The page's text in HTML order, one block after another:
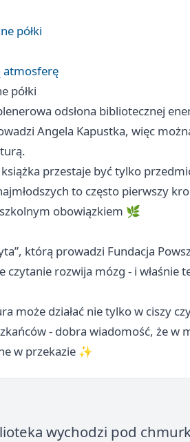
półki
atmosferę
półki
odsłona bibliotecznej
Angela Kapustka, więc
przestaje być tylko
to często pierwszy
obowiązkiem 🌿
którą prowadzi Fundacja
czytanie rozwija mózg - i właśnie
może działać nie tylko w ciszy
- dobra wiadomość, że w
w przekazie ✨
wychodzi pod